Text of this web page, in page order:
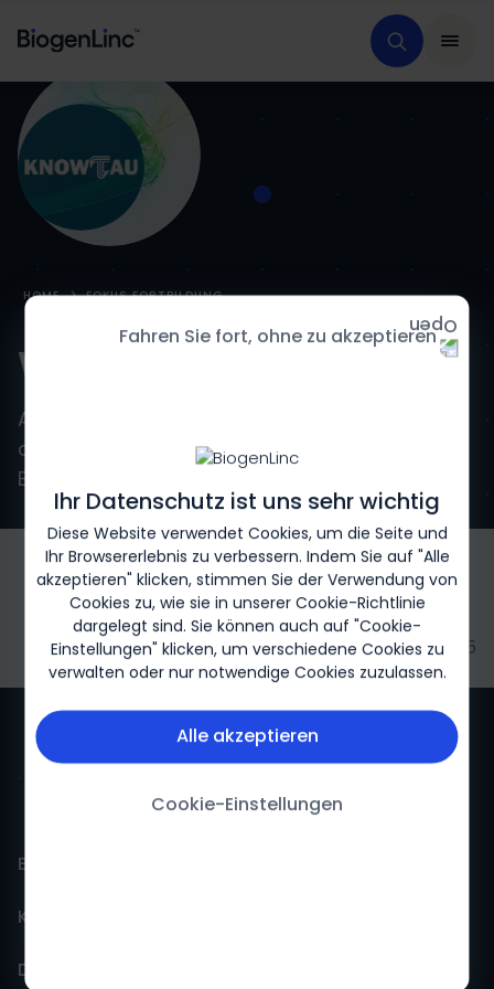
Ihr Datenschutz ist uns sehr wichtig
Diese Website verwendet Cookies, um die Seite und
Ihr Browsererlebnis zu verbessern. Indem Sie auf "Alle
akzeptieren" klicken, stimmen Sie der Verwendung von
Cookies zu, wie sie in unserer Cookie-Richtlinie
dargelegt sind. Sie können auch auf "Cookie-
Einstellungen" klicken, um verschiedene Cookies zu
verwalten oder nur notwendige Cookies zuzulassen.
Alle akzeptieren
Cookie-Einstellungen
Fahren Sie fort, ohne zu akzeptieren
HOME FOKUS FORTBILDUNG
Welcome to KnowTau
An interactive medical education program
about tau pathophysiology developed by
Biogen.
Biogen-252882 09/2025
BiogenLinc
Events
FokusFortbildung
Kontakt
Pharmakovigilanz
Daten